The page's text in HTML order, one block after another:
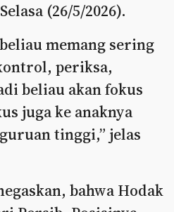
(26/5/2026).
memang sering
periksa,
beliau akan fokus
juga ke anaknya
tinggi,” jelas
bahwa Hodak